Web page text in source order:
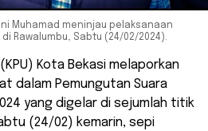
Muhamad meninjau pelaksanaan
Rawalumbu, Sabtu (24/02/2024).
Kota Bekasi melaporkan
dalam Pemungutan Suara
yang digelar di sejumlah titik
(24/02) kemarin, sepi